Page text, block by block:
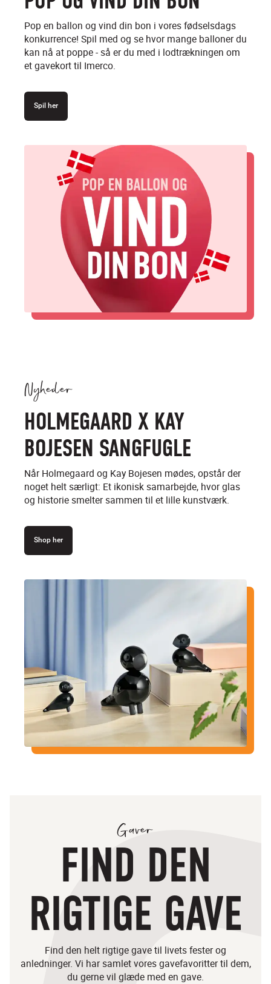
Pop en ballon og vind din bon i vores fødselsdags
konkurrence! Spil med og se hvor mange balloner du
kan nå at poppe - så er du med i lodtrækningen om
et gavekort til Imerco.
Spil her
Nyheder
HOLMEGAARD X KAY
BOJESEN SANGFUGLE
Når Holmegaard og Kay Bojesen mødes, opstår der
noget helt særligt: Et ikonisk samarbejde, hvor glas
og historie smelter sammen til et lille kunstværk.
Shop her
Gaver
FIND DEN
RIGTIGE GAVE
Find den helt rigtige gave til livets fester og
anledninger. Vi har samlet vores gavefavoritter til dem,
du gerne vil glæde med en gave.